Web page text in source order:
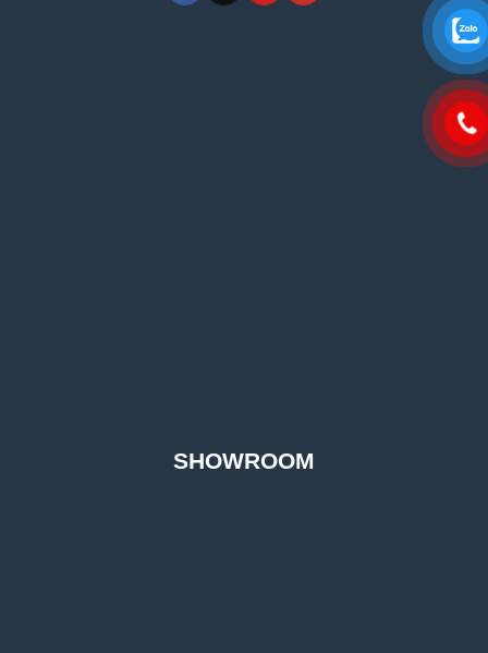
SHOWROOM